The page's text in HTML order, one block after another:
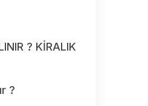
? KİRALIK
?